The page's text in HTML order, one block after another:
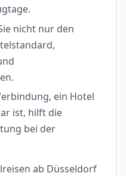
nicht nur den
ein Hotel
ist, hilft die
bei der
ab Düsseldorf